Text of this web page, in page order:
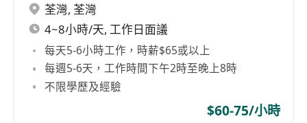
荃灣, 荃灣
4~8小時/天, 工作日面議
每天5-6小時工作，時薪$65或以上
每週5-6天，工作時間下午2時至晚上8時
不限學歷及經驗
$60-75/小時